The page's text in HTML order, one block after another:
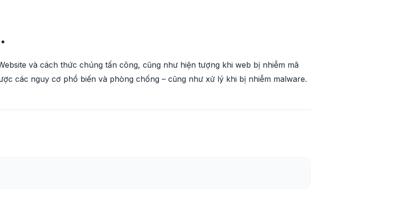
và cách thức chúng tấn công, cũng như hiện tượng khi web bị nhiễm mã
các nguy cơ phổ biến và phòng chống – cũng như xử lý khi bị nhiễm malware.